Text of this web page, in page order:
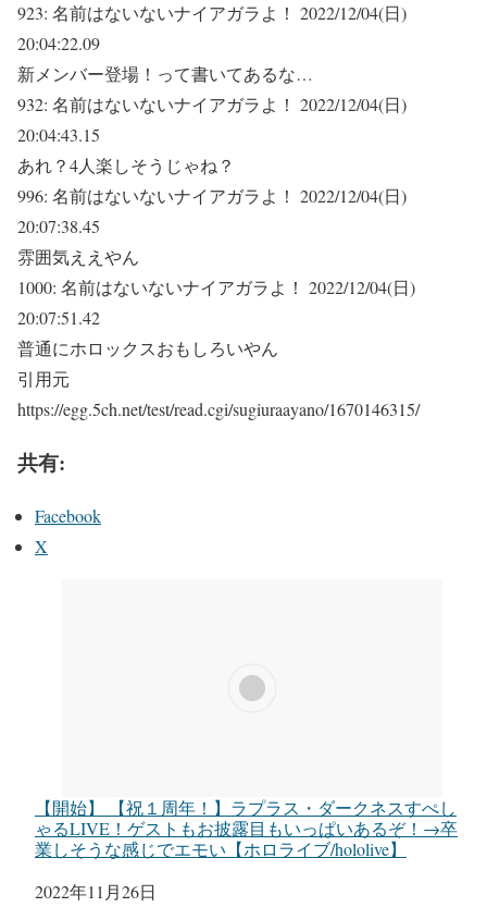
923: 名前はないないナイアガラよ！ 2022/12/04(日)
20:04:22.09
新メンバー登場！って書いてあるな…
932: 名前はないないナイアガラよ！ 2022/12/04(日)
20:04:43.15
あれ？4人楽しそうじゃね？
996: 名前はないないナイアガラよ！ 2022/12/04(日)
20:07:38.45
雰囲気ええやん
1000: 名前はないないナイアガラよ！ 2022/12/04(日)
20:07:51.42
普通にホロックスおもしろいやん
引用元
https://egg.5ch.net/test/read.cgi/sugiuraayano/1670146315/
共有:
Facebook
X
【開始】 【祝１周年！】ラプラス・ダークネスすぺし
ゃるLIVE！ゲストもお披露目もいっぱいあるぞ！→卒
業しそうな感じでエモい【ホロライブ/hololive】
日付
2022年11月26日